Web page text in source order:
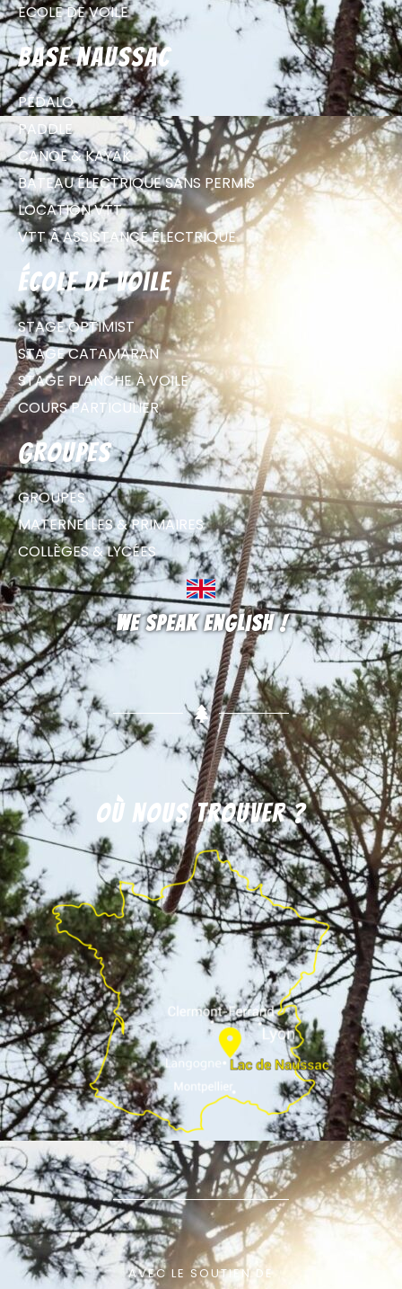
ECOLE DE VOILE
Base Naussac
PÉDALO
PADDLE
CANOË & KAYAK
BATEAU ÉLECTRIQUE SANS PERMIS
LOCATION VTT
VTT À ASSISTANCE ÉLECTRIQUE
école de voile
STAGE OPTIMIST
STAGE CATAMARAN
STAGE PLANCHE À VOILE
COURS PARTICULIER
groupes
GROUPES
MATERNELLES & PRIMAIRES
COLLÈGES & LYCÉES
We speak english !
Où nous trouver ?
AVEC LE SOUTIEN DE